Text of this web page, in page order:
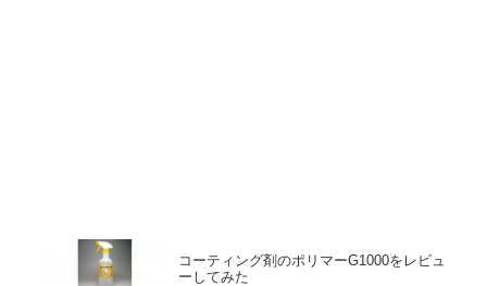
コーティング剤のポリマーG1000をレビュ
ーしてみた